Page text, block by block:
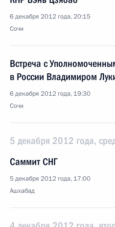
6 декабря 2012 года, 20:15
Сочи
Встреча с
в России Владимиром
6 декабря 2012 года, 19:30
Сочи
5 декабря 2012 года,
Саммит СНГ
5 декабря 2012 года, 17:00
Ашхабад